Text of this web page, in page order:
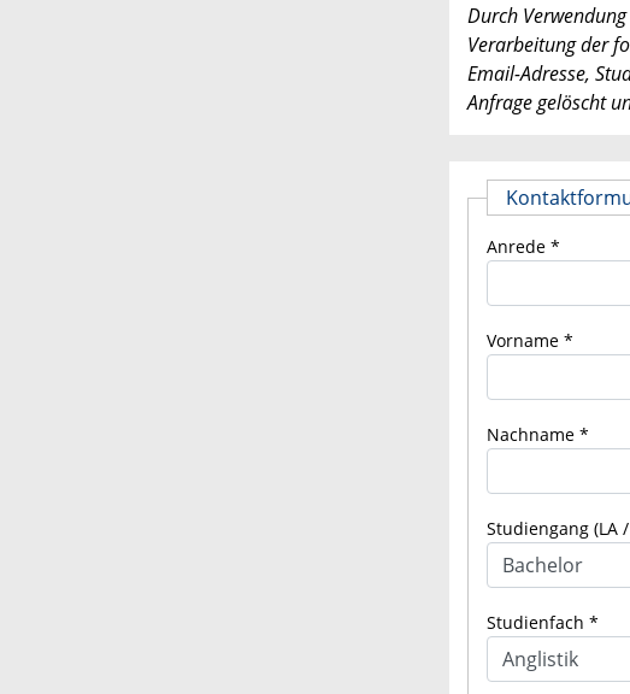
Durch
Verarbeitung der
Email-Adresse,
Anfrage gelöscht
Anrede
Vorname
Nachname
Studiengang (LA
Studienfach